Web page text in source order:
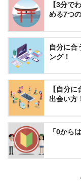
【3分で
める7つ
自分に合
ング！
【自分
出会い方
「0から